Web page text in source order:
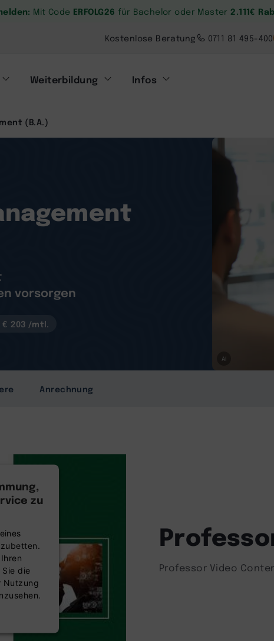
Mit Code ERFOLG26 für Bachelor oder Master2.111€
Kostenlose Beratung 0711 81 495-400
Weiterbildung Infos
(B.A.)
AI
vorsorgen
203 /mtl.
Anrechnung
zu
die
Nutzung
Professor Video